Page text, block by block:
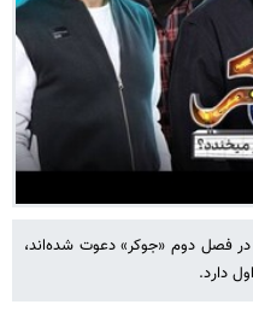
فصل دوم «جوکر» دعوت شده‌اند،
دارد.